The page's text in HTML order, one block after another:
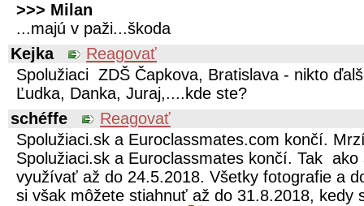
>>> Milan
...majú v paži...škoda
Kejka
Reagovať
Spolužiaci ZDŠ Čapkova, Bratislava - nikto
Ľudka, Danka, Juraj,....kde ste?
schéffe
Reagovať
Spolužiaci.sk a Euroclassmates.com končí.
Spolužiaci.sk a Euroclassmates končí. Tak
využívať až do 24.5.2018. Všetky fotografie a
si však môžete stiahnuť až do 31.8.2018, kedy